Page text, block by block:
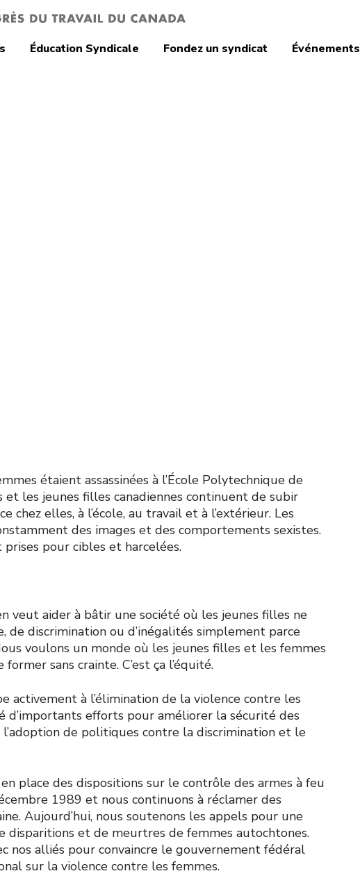
Éducation Syndicale Fondez un syndicat Événements
étaient assassinées à l’École Polytechnique de
les jeunes filles canadiennes continuent de subir
chez elles, à l’école, au travail et à l’extérieur. Les
des images et des comportements sexistes.
pour cibles et harcelées.
veut aider à bâtir une société où les jeunes filles ne
de discrimination ou d’inégalités simplement parce
voulons un monde où les jeunes filles et les femmes
sans crainte. C’est ça l’équité.
activement à l’élimination de la violence contre les
d’importants efforts pour améliorer la sécurité des
de politiques contre la discrimination et le
place des dispositions sur le contrôle des armes à feu
1989 et nous continuons à réclamer des
Aujourd’hui, nous soutenons les appels pour une
disparitions et de meurtres de femmes autochtones.
nos alliés pour convaincre le gouvernement fédéral
sur la violence contre les femmes.